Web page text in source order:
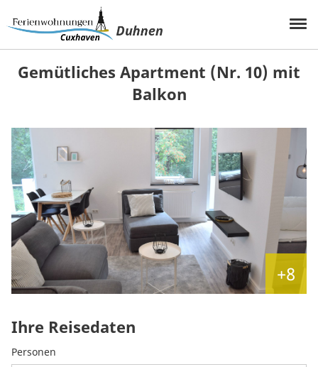
Gemütliches Apartment (Nr. 10) mit
Balkon
+8
Ihre Reisedaten
Personen